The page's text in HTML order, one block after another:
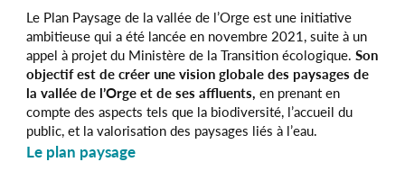
PRÉVENIR LE RISQUEINONDATION
DÉCOUVRIRLA VALLÉE
SENSIBILISERÀ L’ENVIRONNEMENT
RECHERCHER
Le Plan Paysage de la vallée de l’Orge est une initiative
ambitieuse qui a été lancée en novembre 2021, suite à un
appel à projet du Ministère de la Transition écologique. Son
objectif est de créer une vision globale des paysages de
la vallée de l’Orge et de ses affluents, en prenant en
compte des aspects tels que la biodiversité, l’accueil du
public, et la valorisation des paysages liés à l’eau.
Le plan paysage